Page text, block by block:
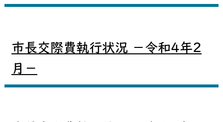
市長交際費執行状況 －令和4年2
月－